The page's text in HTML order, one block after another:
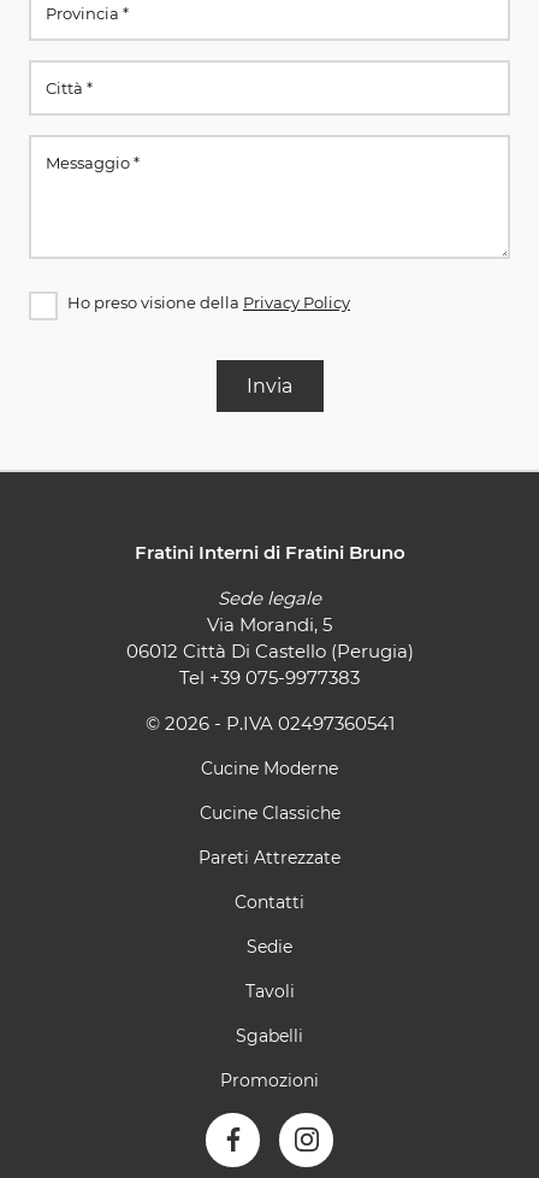
Ho preso visione della Privacy Policy
Invia
Fratini Interni di Fratini Bruno
Sede legale
Via Morandi, 5
06012 Città Di Castello (Perugia)
Tel +39 075-9977383
© 2026 - P.IVA 02497360541
Cucine Moderne
Cucine Classiche
Pareti Attrezzate
Contatti
Sedie
Tavoli
Sgabelli
Promozioni